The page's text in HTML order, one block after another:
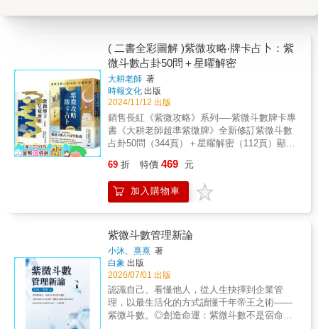
( 二書全彩圖解 )紫微攻略‧牌卡占卜：紫
微斗數占卦50問＋星曜解密
大耕老師 著
時報文化 出版
2024/11/12 出版
銷售長紅《紫微攻略》系列──紫微斗數牌卡專
書《大耕老師超準紫微牌》全新修訂紫微斗數
占卦50問（344頁）＋星曜解密（112頁）顯著
但其準無比！紫微斗數占卜自學指南兩書合一
超好用，命理新手也能輕鬆學紫微、學占卜！‧
紫微斗數占卦50問：50題感情、事業牌占案例
性和70張牌義與卦象。將紫微斗數占卦邏輯結
合牌卡＝容易學、快上手、準度高大耕老師轉
化紫微斗數密而不傳的「隨機取數占卦技
巧」，親自設計紫微牌卡和獨創牌陣，直接彰
顯紫微斗數準確的占卜功能，即使是命理小白
也能輕鬆學會占卦。書中詳細說明牌卡占卜的
邏輯和技術，以50道常見問題為實例示範解
牌，跟著練習，快速上手。本書與紫微牌的特
69 折 特價 469 元
加入購物車
紫微斗數管理新論
小沐、熹熹 著
白象 出版
2026/07/01 出版
認識自己、看懂他人，從人生抉擇到企業管
理，以最生活化的方式讀懂千年帝王之術——
紫微斗數。◎創造命運：紫微斗數不是宿命